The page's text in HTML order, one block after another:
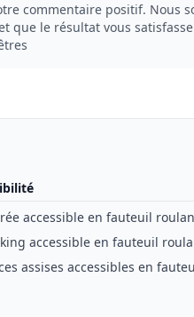
commentaire positif. Nous
que le résultat vous satisfasse
accessible en fauteuil
accessible en fauteuil
assises accessibles en